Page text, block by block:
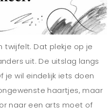
twijfelt. Dat plekje op je
uit. De uitslag langs
je wil eindelijk iets doen
haartjes, maar
naar een arts moet of